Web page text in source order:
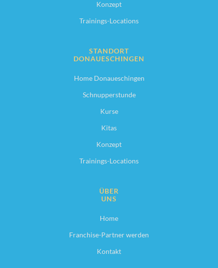
Konzept
Trainings-Locations
STANDORT
DONAUESCHINGEN
Home Donaueschingen
Schnupperstunde
Kurse
Kitas
Konzept
Trainings-Locations
ÜBER
UNS
Home
Franchise-Partner werden
Kontakt